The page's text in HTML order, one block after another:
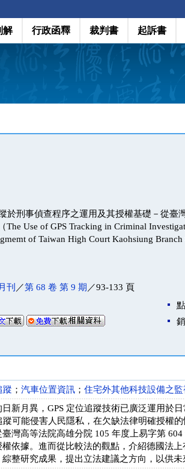
解 行政函釋 裁判書 起訴書
於刑事偵查程序之運用及其授權基礎－從臺
The Use of GPS Tracking in Criminal
of Taiwan High Court Kaohsiung
刊 ／第 68 卷 第 9 期 ／93-133 頁
蹤 ； 汽車位置資訊 ； 住宅外其他科技設備之
日新月異，GPS 定位追蹤技術已廣泛運用於
蹤可能侵害人民隱私，在欠缺法律明確授權
臺灣高等法院高雄分院 105 年度上易字第
依據。進而從比較法的觀點，介紹德國法
整研究成果，提出立法建議之方向，以供未